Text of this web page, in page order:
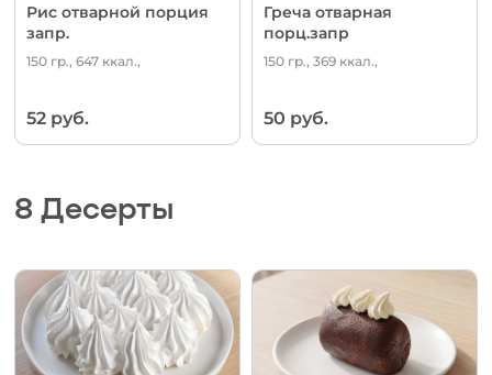
Рис отварной порция
запр.
150 гр., 647 ккал.,
52 руб.
Греча отварная
порц.запр
150 гр., 369 ккал.,
50 руб.
8 Десерты